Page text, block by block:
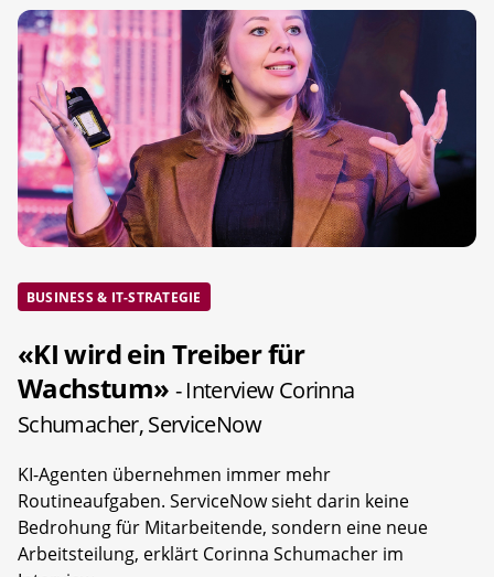
BUSINESS & IT-STRATEGIE
«KI wird ein Treiber für
Wachstum» - Interview Corinna
Schumacher, ServiceNow
KI-Agenten übernehmen immer mehr
Routineaufgaben. ServiceNow sieht darin keine
Bedrohung für Mitarbeitende, sondern eine neue
Arbeitsteilung, erklärt Corinna Schumacher im